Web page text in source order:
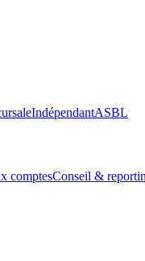
IndépendantASBL
comptesConseil &